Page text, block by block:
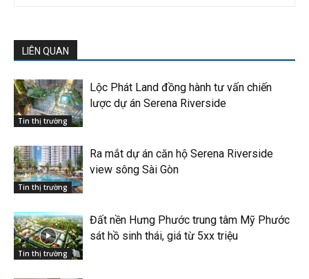
LIÊN QUAN
Tin thị trường
Lộc Phát Land đồng hành tư vấn chiến
lược dự án Serena Riverside
Tin thị trường
Ra mắt dự án căn hộ Serena Riverside
view sông Sài Gòn
Tin thị trường
Đất nền Hưng Phước trung tâm Mỹ Phước
sát hồ sinh thái, giá từ 5xx triệu